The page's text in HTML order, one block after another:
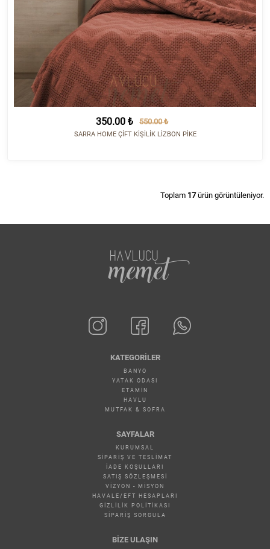
350.00 ₺ 550.00 ₺
SARRA HOME ÇİFT KİŞİLİK LİZBON PİKE
Toplam 17ürün görüntüleniyor.
HAVLUCU
memet
KATEGORILER
BANYO
YATAK ODASI
ETAMİN
HAVLU
MUTFAK & SOFRA
SAYFALAR
KURUMSAL
SIPARIŞ VE TESLIMAT
İADE KOŞULLARI
SATIŞ SÖZLEŞMESI
VIZYON - MISYON
HAVALE/EFT HESAPLARI
GIZLILIK POLITIKASI
SIPARIŞ SORGULA
BİZE ULAŞIN